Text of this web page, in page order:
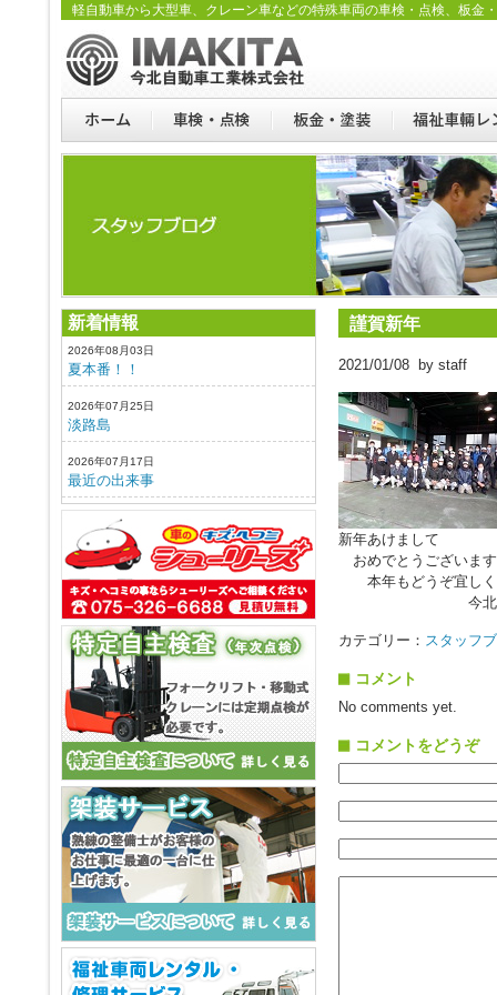
軽自動車から大型車、クレーン車などの特殊車両の車検・点検、板金
新着情報
2026年08月03日
夏本番！！
2026年07月25日
淡路島
2026年07月17日
最近の出来事
謹賀新年
2021/01/08 by staff
新年あけまして
おめでとうございます
本年もどうぞ宜しく
今北自動車工
カテゴリー： スタッフ
コメント
No comments yet.
コメントをどうぞ